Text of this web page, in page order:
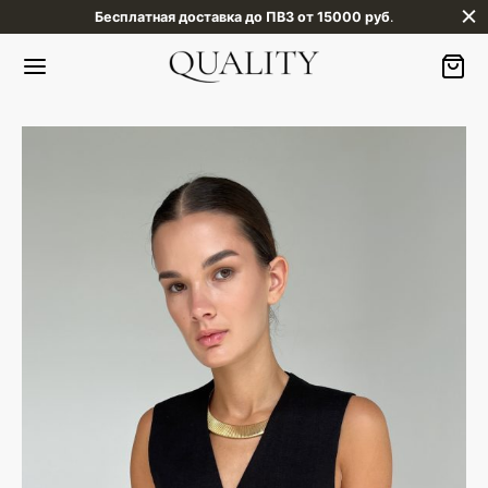
Бесплатная доставка до ПВЗ от 15000 руб.